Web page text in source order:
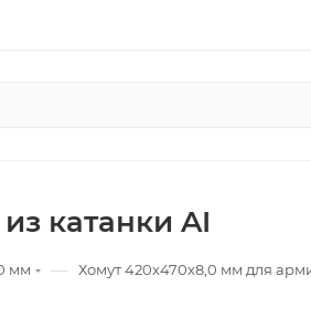
катанки AI
мм — Хомут 420х470х8,0 мм для